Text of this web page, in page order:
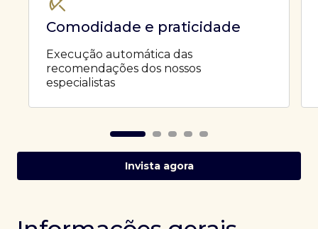
Comodidade e praticidade
Execução automática das
recomendações dos nossos
especialistas
Invista agora